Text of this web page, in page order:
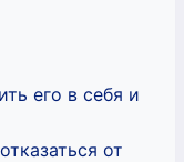
его в себя и
от